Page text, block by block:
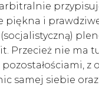
piękna i
Przecież nie ma tu
samej siebie